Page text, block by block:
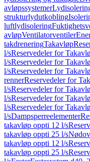
avløpssystemer
strukturlydutkobling
luftlydisolering
avløpVentilatorventiler
takdreneringTakavløp
l/sReservedeler for
l/sReservedeler for
l/sReservedeler for
rennerReservedeler for
l/sReservedeler for
l/sReservedeler for
l/sReservedeler for
l/sDampsperreelementer
takavløp oppti 12 l/s
takavløp oppti 25 l/s
takavløp oppti 12 l/s
takavløp oppti 25 l/s